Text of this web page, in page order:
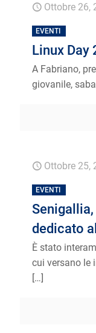
Ottobre 26,
EVENTI
Linux Day
A Fabriano,
giovanile,
Ottobre 25,
EVENTI
dedicato
È stato
cui versano le
[…]